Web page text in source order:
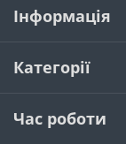
Інформація
Категорії
Час роботи